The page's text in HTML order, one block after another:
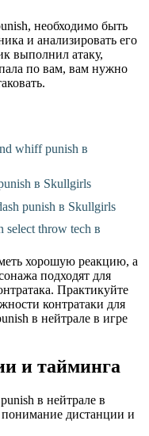
необходимо быть
и анализировать его
выполнил атаку,
по вам, вам нужно
whiff punish в
в Skullgirls
punish в Skullgirls
select throw tech в
хорошую реакцию, а
подходят для
Практикуйте
контратаки для
в нейтрале в игре
и тайминга
в нейтрале в
дистанции и